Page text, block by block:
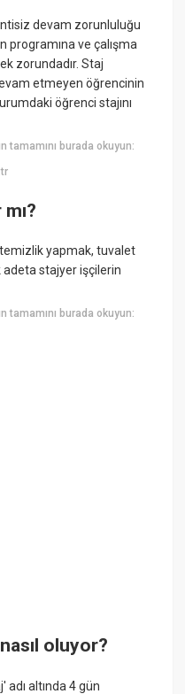
devam zorunluluğu
programına ve çalışma
zorundadır. Staj
etmeyen öğrencinin
öğrenci stajını
tamamını burada okuyun:
yapmak, tuvalet
adeta stajyer işçilerin
tamamını burada okuyun:
oluyor?
altında 4 gün